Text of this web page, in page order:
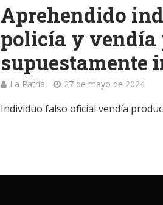
Aprehendido
policía y vendía
supuestamente
La Patria 27 de mayo de 2024
Individuo falso oficial vendía